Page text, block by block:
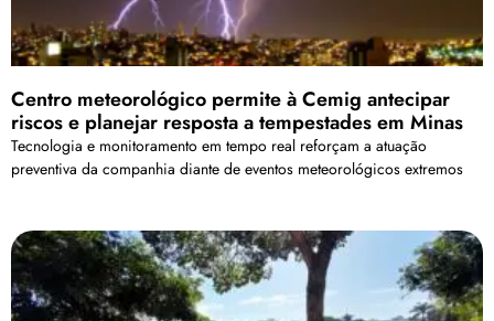
Centro meteorológico permite à Cemig antecipar
riscos e planejar resposta a tempestades em Minas
Tecnologia e monitoramento em tempo real reforçam a atuação
preventiva da companhia diante de eventos meteorológicos extremos